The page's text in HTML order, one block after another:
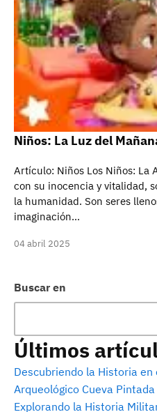
Buscar en
Últimos
Descubriendo la Historia en
Arqueológico Cueva Pintada
Explorando la Historia
Niños: La Luz del
Artículo: Niños Los Niños: La
con su inocencia y vitalidad,
la humanidad. Son seres
imaginación…
04 abril 2025